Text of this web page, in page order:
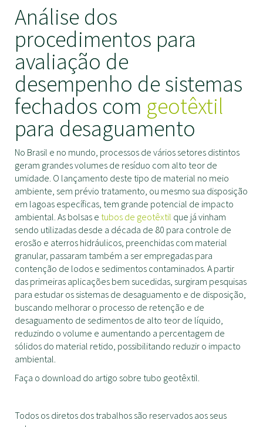
Análise dos
procedimentos para
avaliação de
desempenho de sistemas
fechados com geotêxtil
para desaguamento
No Brasil e no mundo, processos de vários setores distintos
geram grandes volumes de resíduo com alto teor de
umidade. O lançamento deste tipo de material no meio
ambiente, sem prévio tratamento, ou mesmo sua disposição
em lagoas específicas, tem grande potencial de impacto
ambiental. As bolsas e tubos de geotêxtil que já vinham
sendo utilizadas desde a década de 80 para controle de
erosão e aterros hidráulicos, preenchidas com material
granular, passaram também a ser empregadas para
contenção de lodos e sedimentos contaminados. A partir
das primeiras aplicações bem sucedidas, surgiram pesquisas
para estudar os sistemas de desaguamento e de disposição,
buscando melhorar o processo de retenção e de
desaguamento de sedimentos de alto teor de líquido,
reduzindo o volume e aumentando a percentagem de
sólidos do material retido, possibilitando reduzir o impacto
ambiental.
Faça o download do artigo sobre tubo geotêxtil.
Todos os diretos dos trabalhos são reservados aos seus